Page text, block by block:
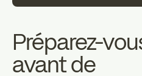
Préparez-
avant de